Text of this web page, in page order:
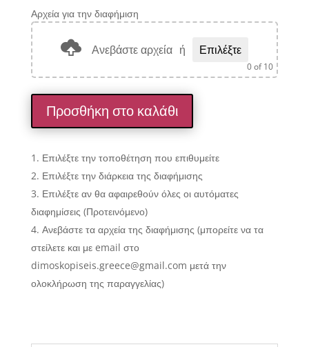
Αρχεία για την διαφήμιση
Ανεβάστε αρχεία ή Επιλέξτε
0of 10
Προσθήκη στο καλάθι
Επιλέξτε την τοποθέτηση που επιθυμείτε
Επιλέξτε την διάρκεια της διαφήμισης
Επιλέξτε αν θα αφαιρεθούν όλες οι αυτόματες
διαφημίσεις (Προτεινόμενο)
Ανεβάστε τα αρχεία της διαφήμισης (μπορείτε να τα
στείλετε και με email στο
dimoskopiseis.greece@gmail.com μετά την
ολοκλήρωση της παραγγελίας)